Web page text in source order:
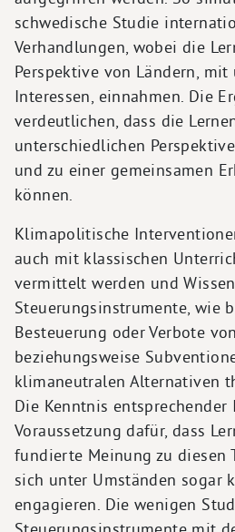
schwedische Studie
Verhandlungen, wobei die
Perspektive von Ländern,
Interessen, einnahmen. Die
verdeutlichen, dass die
unterschiedlichen
und zu einer gemeinsamen
können.
Klimapolitische
auch mit klassischen
vermittelt werden und
Steuerungsinstrumente, wie
Besteuerung oder Verbote
beziehungsweise
klimaneutralen Alternativen
Die Kenntnis
Voraussetzung dafür, dass
fundierte Meinung zu diesen
sich unter Umständen sogar
engagieren. Die wenigen